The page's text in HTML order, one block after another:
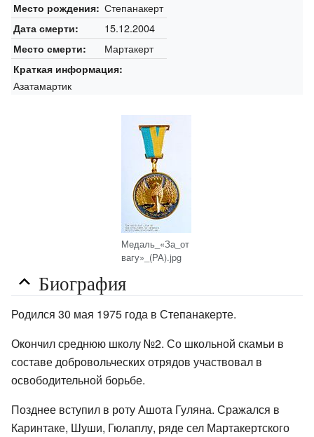
Место рождения: Степанакерт
Дата смерти: 15.12.2004
Место смерти: Мартакерт
Краткая информация:
Азатамартик
Медаль_«За_от
вагу»_(РА).jpg
Биография
Родился 30 мая 1975 года в Степанакерте.
Окончил среднюю школу №2. Со школьной скамьи в
составе добровольческих отрядов участвовал в
освободительной борьбе.
Позднее вступил в роту Ашота Гуляна. Сражался в
Каринтаке, Шуши, Гюлаплу, ряде сел Мартакертского